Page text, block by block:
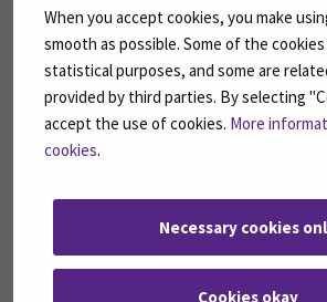
When you accept cookies, you make
smooth as possible. Some of the
statistical purposes, and some are
provided by third parties. By selecting
accept the use of cookies. More
cookies.
Necessary cookies
Cookies okay
ajankohtaisista koulutuksista,
asioista.
TILAA
SEURAA MEITÄ
Seuraa meitä